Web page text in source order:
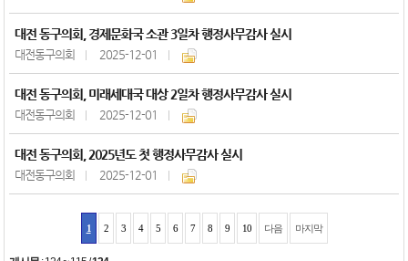
대전 동구의회, 경제문화국 소관 3일차 행정사무감사 실시
대전동구의회 2025-12-01
대전 동구의회, 미래세대국 대상 2일차 행정사무감사 실시
대전동구의회 2025-12-01
대전 동구의회, 2025년도 첫 행정사무감사 실시
대전동구의회 2025-12-01
1 2 3 4 5 6 7 8 9 10 다음 마지막